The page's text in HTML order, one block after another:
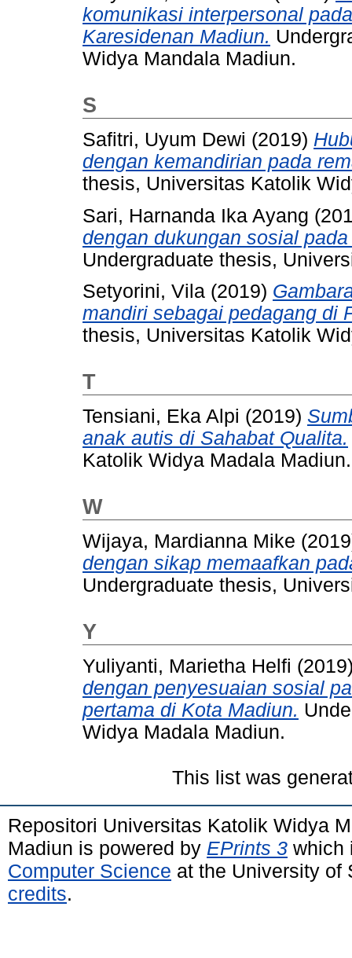
komunikasi interpersonal
Karesidenan Madiun.
Widya Mandala Madiun.
S
Safitri, Uyum Dewi (2019)
dengan kemandirian pada
thesis, Universitas Katolik
Sari, Harnanda Ika Ayang
dengan dukungan sosial
Undergraduate thesis,
Setyorini, Vila (2019)
mandiri sebagai pedagang di
thesis, Universitas Katolik
T
Tensiani, Eka Alpi (2019)
anak autis di Sahabat Qualita.
Katolik Widya Madala Madiun.
W
Wijaya, Mardianna Mike
dengan sikap memaafkan
Undergraduate thesis,
Y
Yuliyanti, Marietha Helfi
dengan penyesuaian sosial
pertama di Kota Madiun.
Widya Madala Madiun.
This list was
Repositori Universitas Katolik Widya
Madiun is powered by EPrints 3 which
Computer Science at the University of
credits.